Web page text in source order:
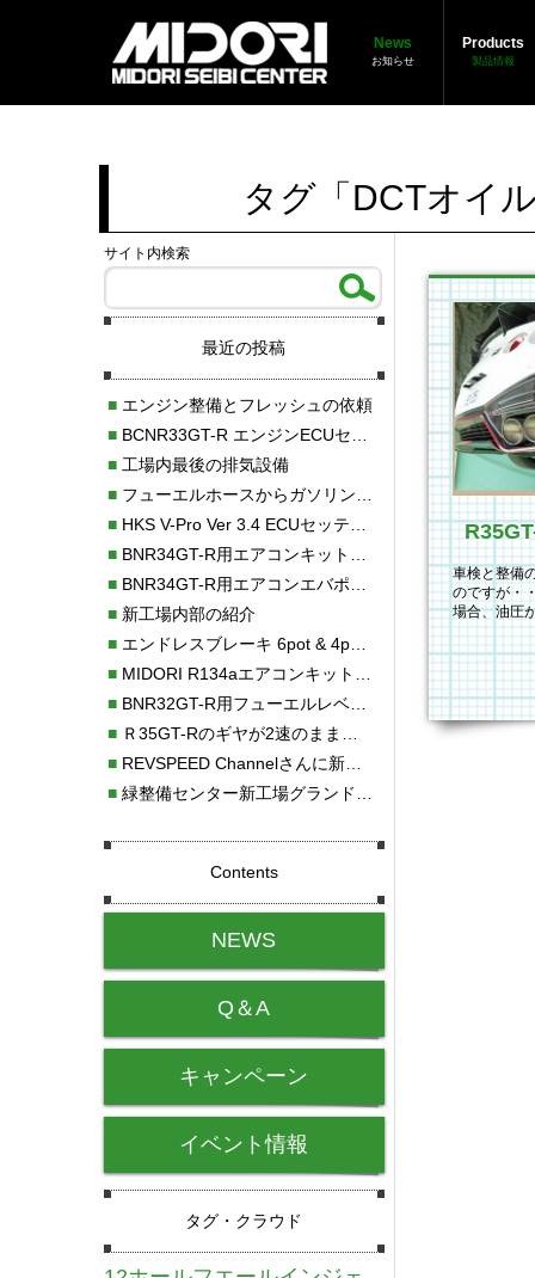
News
お知らせ
Products
製品情報
タグ「DCTオイ
車検と整備
のですが・
場合、油圧
ーナーと
サイト内検索
最近の投稿
■エンジン整備とフレッシュの依頼
■BCNR33GT-R エンジンECUセッティング調整
■工場内最後の排気設備
■フューエルホースからガソリン漏れ
■HKS V-Pro Ver 3.4 ECUセッティング
■BNR34GT-R用エアコンキット新発売！！
■BNR34GT-R用エアコンエバポレーターを新発売！！
■新工場内部の紹介
■エンドレスブレーキ 6pot & 4potオーバーホール
■MIDORI R134aエアコンキットタイプⅡ取り付け
■BNR32GT-R用フューエルレベルセンサー新発売！！
■Ｒ35GT-Rのギヤが2速のまま変速しない！！
■REVSPEED Channelさんに新社屋を紹介していただきました!!
■緑整備センター新工場グランドオープン・続報
Contents
NEWS
Q＆A
キャンペーン
イベント情報
タグ・クラウド